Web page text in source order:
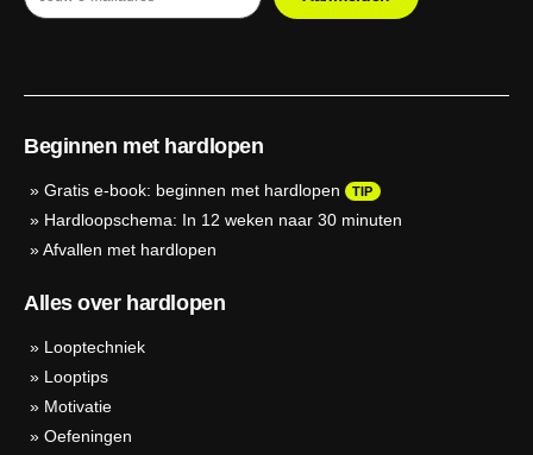
Beginnen met hardlopen
» Gratis e-book: beginnen met hardlopen TIP
» Hardloopschema: In 12 weken naar 30 minuten
»Afvallen met hardlopen
Alles over hardlopen
» Looptechniek
» Looptips
» Motivatie
» Oefeningen